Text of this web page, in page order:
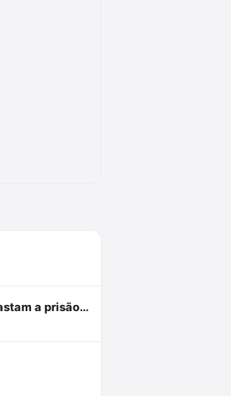
Revogação, relaxamento e liberdade provisória: critérios de diferenciação das medidas que afastam a prisão cautelar